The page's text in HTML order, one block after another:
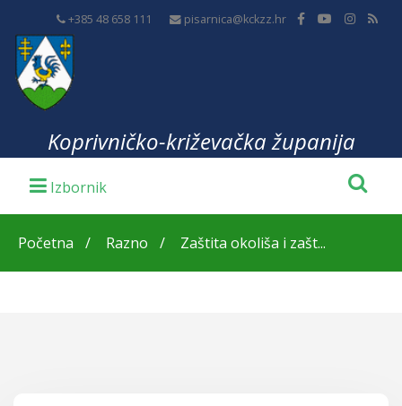
+385 48 658 111 pisarnica@kckzz.hr
Koprivničko-križevačka županija
Početna Razno Zaštita okoliša i zašt...